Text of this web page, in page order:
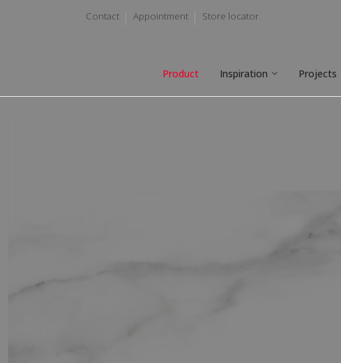
Contact Appointment Store locator
Product Inspiration Projects